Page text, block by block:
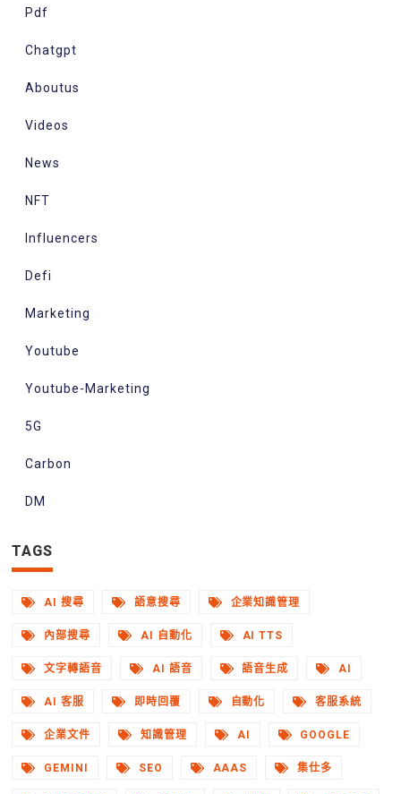
Pdf
Chatgpt
Aboutus
Videos
News
NFT
Influencers
Defi
Marketing
Youtube
Youtube-Marketing
5G
Carbon
DM
TAGS
AI 搜尋 語意搜尋 企業知識管理
內部搜尋 AI 自動化 AI TTS
文字轉語音 AI 語音 語音生成 AI
AI 客服 即時回覆 自動化 客服系統
企業文件 知識管理 AI GOOGLE
GEMINI SEO AAAS 集仕多